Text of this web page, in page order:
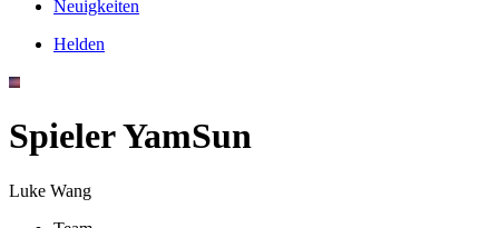
Neuigkeiten
Helden
Spieler YamSun
Luke Wang